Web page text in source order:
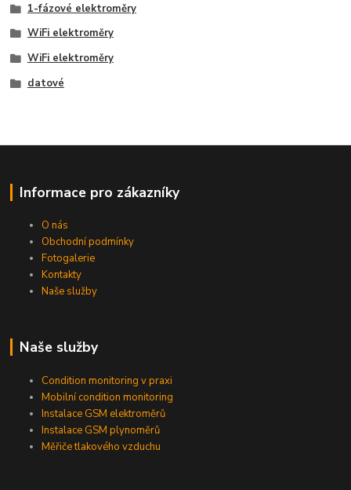
1-fázové elektroměry
WiFi elektroměry
WiFi elektroměry
datové
Informace pro zákazníky
O nás
Obchodní podmínky
Fotogalerie
Kontakty
Naše služby
Naše služby
Condition monitoring v praxi
Mobilní condition monitoring
Instalace GSM elektroměrů
Instalace GSM plynoměrů
Měřiče tlakového vzduchu